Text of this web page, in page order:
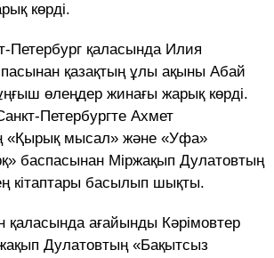
көрді.
Петербург қаласында Илия
қазақтың ұлы ақыны Абай
өлеңдер жинағы жарық көрді.
Петербургте Ахмет
«Қырық мысал» және «Уфа»
баспасынан Міржақып Дулатовтың
кітаптары басылып шықты.
қаласында ағайынды Кәрімовтер
Дулатовтың «Бақытсыз